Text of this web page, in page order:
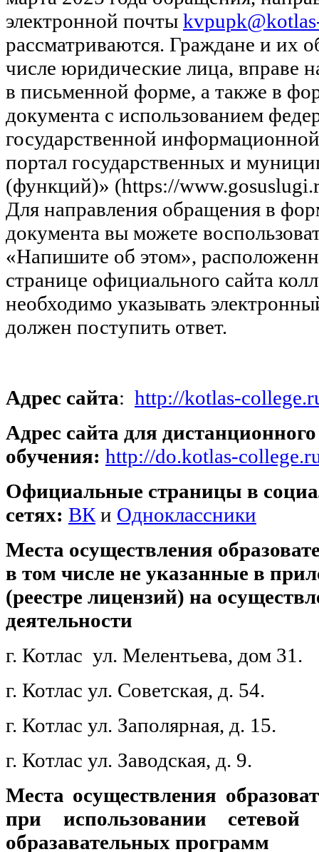
электронной почты
рассматриваются. Граждане и их
числе юридические лица, вправе
в письменной форме, а также в
документа с использованием
государственной
портал государственных и
(функций)» (https://
Для направления обращения в
документа вы можете
«Напишите об этом»,
странице официального сайта
необходимо указывать
должен поступить ответ.
Адрес сайта: http://kotlas-
Адрес сайта для дистанционного
обучения: http://do.kotlas-
Официальные страницы в
сетях: ВК и Одноклассники
Места осуществления
в том числе не указанные в
(реестре лицензий) на
деятельности
г. Котлас ул. Мелентьева, дом 31.
г. Котлас ул. Советская, д. 54.
г. Котлас ул. Заполярная, д. 15.
г. Котлас ул. Заводская, д. 9.
Места осуществления
при использовании
образавательных программ